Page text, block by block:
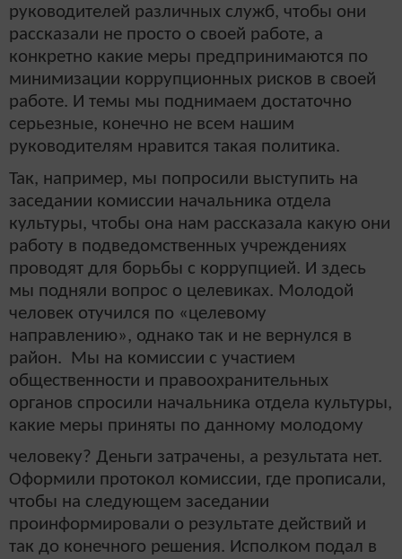
руководителей различных служб, чтобы они
рассказали не просто о своей работе, а
конкретно какие меры предпринимаются по
минимизации коррупционных рисков в своей
работе. И темы мы поднимаем достаточно
серьезные, конечно не всем нашим
руководителям нравится такая политика.
Так, например, мы попросили выступить на
заседании комиссии начальника отдела
культуры, чтобы она нам рассказала какую они
работу в подведомственных учреждениях
проводят для борьбы с коррупцией. И здесь
мы подняли вопрос о целевиках. Молодой
человек отучился по «целевому
направлению», однако так и не вернулся в
район. Мы на комиссии с участием
общественности и правоохранительных
органов спросили начальника отдела культуры,
какие меры приняты по данному молодому
человеку? Деньги затрачены, а результата нет.
Оформили протокол комиссии, где прописали,
чтобы на следующем заседании
проинформировали о результате действий и
так до конечного решения. Исполком подал в